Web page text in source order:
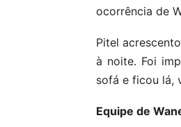
ocorrência de
Pitel
à noite. Foi
sofá e ficou lá,
Equipe de